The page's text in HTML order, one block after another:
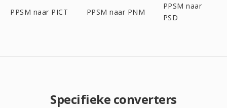
PPSM naar PICT PPSM naar PNM
PPSM naar
PSD
Specifieke converters